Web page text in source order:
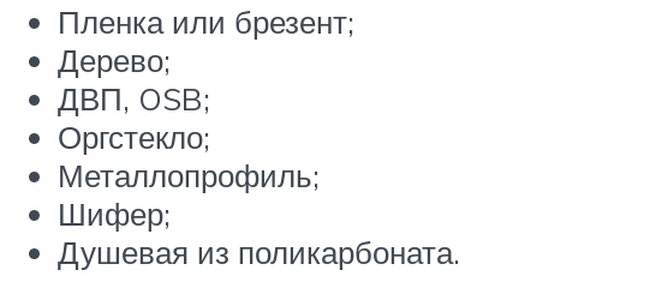
Пленка или брезент;
Дерево;
ДВП, OSB;
Оргстекло;
Металлопрофиль;
Шифер;
Душевая из поликарбоната.